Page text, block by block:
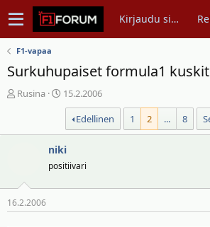
Kirjaudu sisään
F1-vapaa
Surkuhupaiset formula1
V
s
e
t
Rusina
A
i
t
u
p
15.2.2006
Edellinen
1 2 ... 8
niki
positiivari
16.2.2006